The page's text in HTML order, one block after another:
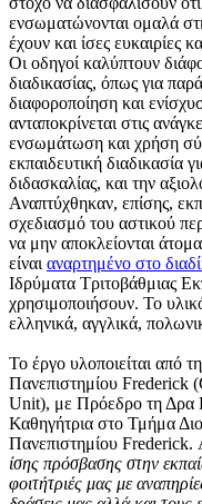
ενσωματώνονται ομαλά
έχουν και ίσες ευκαιρίες
Οι οδηγοί καλύπτουν
διαδικασίας, όπως για
διαφοροποίηση και
ανταποκρίνεται στις
ενσωμάτωση και χρήση
εκπαιδευτική διαδικασία
διδασκαλίας, και την
Αναπτύχθηκαν, επίσης,
σχεδιασμό του αστικού
να μην αποκλείονται
είναι αναρτημένο στο
Ιδρύματα Τριτοβάθμιας
χρησιμοποιήσουν. Το
ελληνικά, αγγλικά,
Το έργο υλοποιείται από
Πανεπιστημίου Frederick
Unit), με Πρόεδρο τη Δρα
Καθηγήτρια στο Τμήμα
Πανεπιστημίου Frederick.
ίσης πρόσβασης στην
φοιτήτριές μας με